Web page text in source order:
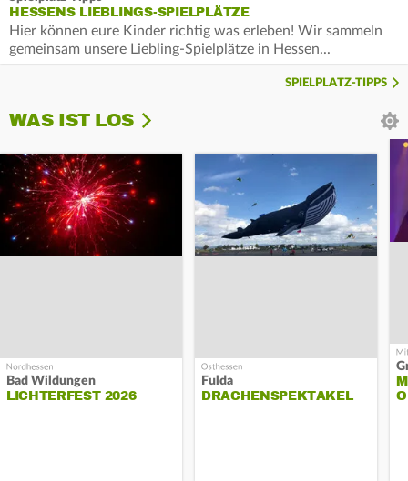
HESSENS LIEBLINGS-SPIELPLÄTZE
Hier können eure Kinder richtig was erleben! Wir sammeln
gemeinsam unsere Liebling-Spielplätze in Hessen...
SPIELPLATZ-TIPPS
WAS IST LOS
Bad Wildungen
LICHTERFEST 2026
Fulda
DRACHENSPEKTAKEL